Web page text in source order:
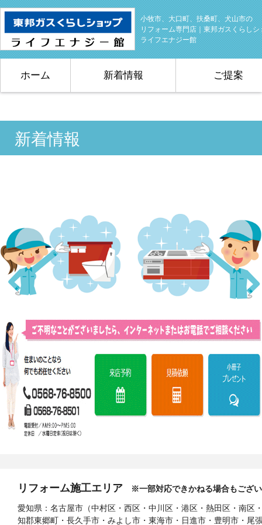
小牧市、大口町、扶桑町、犬山市の
リフォーム専門店｜東邦ガスくらしシ
ライフエナジー館
ホーム 新着情報 ご提案
新着情報
リフォーム施工エリア ※一部対応できかねる場合もござ
愛知県：名古屋市（中村区・西区・中川区・港区・熱田区・南
知郡東郷町・長久手市・みよし市・東海市・日進市・豊明市・